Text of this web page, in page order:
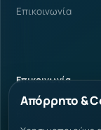
Απόρρητο &
Επικοινωνία
Επικοινωνία
Φαρμάκη 34,